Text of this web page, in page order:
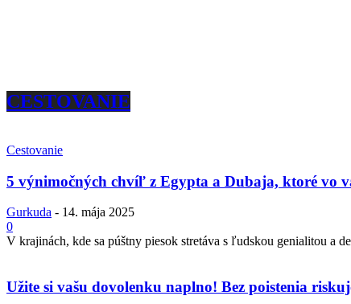
CESTOVANIE
Cestovanie
5 výnimočných chvíľ z Egypta a Dubaja, ktoré vo
Gurkuda - 14. mája 2025
0
V krajinách, kde sa púštny piesok stretáva s ľudskou genialitou a
Užite si vašu dovolenku naplno! Bez poistenia